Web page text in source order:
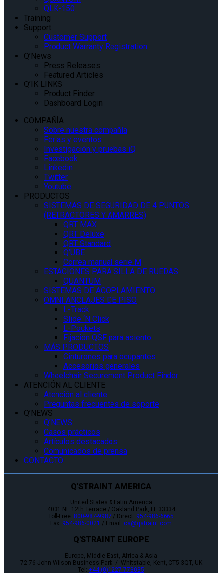
QLK-150
Training
Support
Customer Support
Product Warranty Registration
Q’News
Press Releases
Featured Articles
Q’IK LINKS
Product Finder
Dashboard Login
COMPAÑÍA
Sobre nuestra compañía
Ferias y eventos
Investigación y pruebas iQ
Facebook
Linkedin
Twitter
Youtube
PRODUCTOS
SISTEMAS DE SEGURIDAD DE 4 PUNTOS
(RETRACTORES Y AMARRES)
QRT MAX
QRT Deluxe
QRT Standard
Q’UBE
Correa manual serie M
ESTACIONES PARA SILLA DE RUEDAS
QUANTUM
SISTEMAS DE ACOPLAMIENTO
OMNI ANCLAJES DE PISO
L-Track
Slide ‘N Click
L-Pockets
Fijación QSF para asiento
MÁS PRODUCTOS
Cinturones para ocupantes
Accesorios generales
Wheelchair Securement Product Finder
ATENCIÓN AL CLIENTE
Atención al cliente
Preguntas frecuentes de soporte
Q’NEWS
Q’NEWS
Casos prácticos
Artículos destacados
Comunicados de prensa
CONTACTO
Q'STRAINT AMERICA
United States & Latin America
4031 NE 12th Terrace / Oakland Park, FL 33334
Toll-Free: 800-987-9987 / Direct: 954-986-6665
Fax: 954-986-0021 / Email: cs@qstraint.com
Q'STRAINT EUROPE
Europe, Middle-East, Africa & Asia
72-76 John Wilson Business Park / Whitstable, Kent, CT5 3QT, UK
Tel: +44 (0)1227 773035